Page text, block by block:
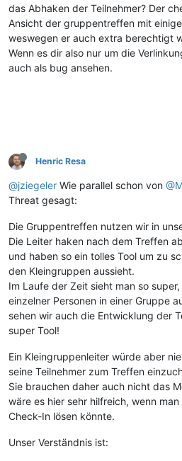
das Abhaken der Teilnehmer? Der
Ansicht der gruppentreffen mit
weswegen er auch extra berechtigt
Wenn es dir also nur um die
auch als bug ansehen.
Henric Resa
@jziegeler Wie parallel schon von
Threat gesagt:
Die Gruppentreffen nutzen wir in
Die Leiter haken nach dem Treffen
und haben so ein tolles Tool um zu
den Kleingruppen aussieht.
Im Laufe der Zeit sieht man so
einzelner Personen in einer Gruppe
sehen wir auch die Entwicklung der
super Tool!
Ein Kleingruppenleiter würde aber
seine Teilnehmer zum Treffen
Sie brauchen daher auch nicht das
wäre es hier sehr hilfreich, wenn
Check-In lösen könnte.
Unser Verständnis ist: